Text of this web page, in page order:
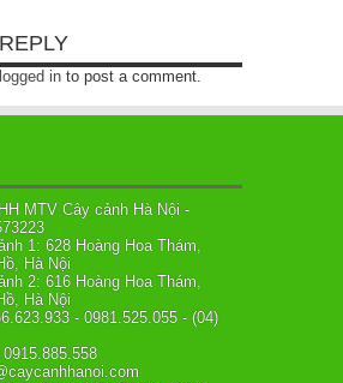
logged in to post a comment.
MTV Cây cảnh Hà Nội -
1: 628 Hoàng Hoa Thám,
Hà Nội
2: 616 Hoàng Hoa Thám,
Hà Nội
- 0981.525.055 - (04)